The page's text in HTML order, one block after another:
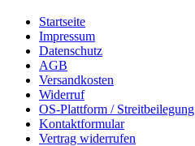
Startseite
Impressum
Datenschutz
AGB
Versandkosten
Widerruf
OS-Plattform / Streitbeilegung
Kontaktformular
Vertrag widerrufen